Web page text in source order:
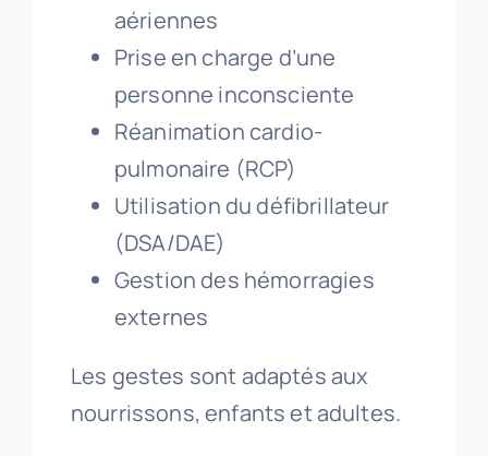
aériennes
Prise en charge d’une
personne inconsciente
Réanimation cardio-
pulmonaire (RCP)
Utilisation du défibrillateur
(DSA/DAE)
Gestion des hémorragies
externes
Les gestes sont adaptés aux
nourrissons, enfants et adultes.